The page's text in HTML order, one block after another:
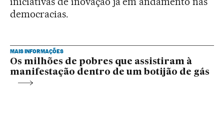
democracias.
MAIS INFORMAÇÕES
Os milhões de pobres que assistiram à
manifestação dentro de um botijão de gás